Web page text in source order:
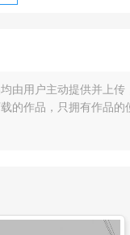
由用户主动提供并上
的作品，只拥有作品